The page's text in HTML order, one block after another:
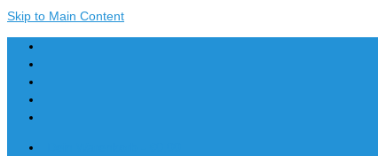
Skip to Main Content